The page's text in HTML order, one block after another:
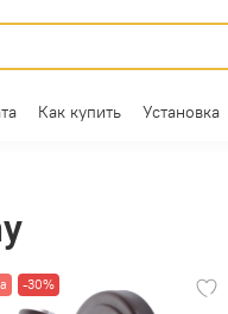
Как купить Установка
-30%